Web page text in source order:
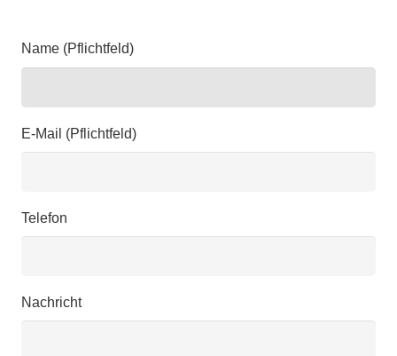
Name (Pflichtfeld)
E-Mail (Pflichtfeld)
Telefon
Nachricht